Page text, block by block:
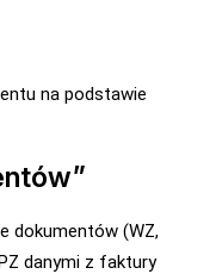
na podstawie
dokumentów (WZ,
danymi z faktury